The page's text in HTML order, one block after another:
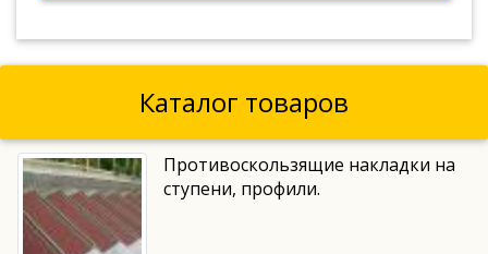
Каталог товаров
Противоскользящие накладки на
ступени, профили.